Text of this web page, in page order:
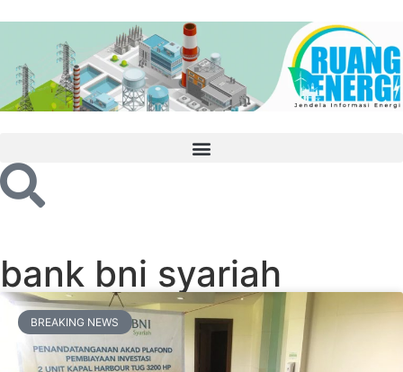
bank bni syariah
BREAKING NEWS